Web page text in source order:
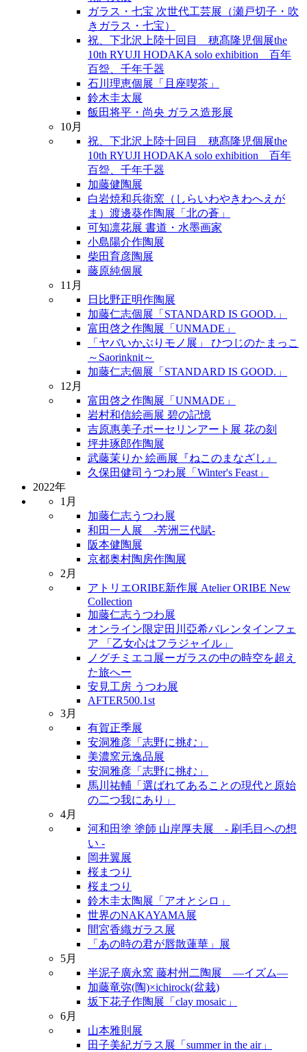
ガラス・七宝 次世代工芸展（瀬戸切子・吹
きガラス・七宝）
祝、下北沢上陸十回目 穂髙隆児個展the
10th RYUJI HODAKA solo exhibition 百年
百盌、千年千器
石川理恵個展「且座喫茶」
鈴木圭太展
飯田将平・尚央 ガラス造形展
10月
祝、下北沢上陸十回目 穂髙隆児個展the
10th RYUJI HODAKA solo exhibition 百年
百盌、千年千器
加藤健陶展
白岩焼和兵衛窯（しらいわやきわへえが
ま）渡邊葵作陶展「北の蒼」
可知凛花展 書道・水墨画家
小島陽介作陶展
柴田育彦陶展
藤原純個展
11月
日比野正明作陶展
加藤仁志個展「STANDARD IS GOOD.」
富田啓之作陶展「UNMADE」
「ヤバいかぶりモノ展」 ひつじのたまっこ
～Saorinknit～
加藤仁志個展「STANDARD IS GOOD.」
12月
富田啓之作陶展「UNMADE」
岩村和信絵画展 碧の記憶
吉原惠美子ポーセリンアート展 花の刻
坪井琢郎作陶展
武藤茉りか 絵画展『ねこのまなざし』
久保田健司うつわ展「Winter's Feast」
2022年
1月
加藤仁志うつわ展
和田一人展 -芳洲三代賦-
阪本健陶展
京都奥村陶房作陶展
2月
アトリエORIBE新作展 Atelier ORIBE New
Collection
加藤仁志うつわ展
オンライン限定田川亞希バレンタインフェ
ア 「乙女心はフラジャイル」
ノグチミエコ展ーガラスの中の時空を超え
た旅へー
安見工房 うつわ展
AFTER500.1st
3月
有賀正季展
安洞雅彦「志野に挑む」
美濃窯元逸品展
安洞雅彦「志野に挑む」
馬川祐輔「選ばれてあることの現代と原始
の二つ我にあり」
4月
河和田塗 塗師 山岸厚夫展 - 刷毛目への想
い -
岡井翼展
桜まつり
桜まつり
鈴木圭太陶展「アオとシロ」
世界のNAKAYAMA展
間宮香織ガラス展
「あの時の君が唇散蓮華」展
5月
半泥子廣永窯 藤村州二陶展 ―イズム―
加藤竜弥(陶)×ichirock(盆栽)
坂下花子作陶展「clay mosaic」
6月
山本雅則展
田子美紀ガラス展「summer in the air」